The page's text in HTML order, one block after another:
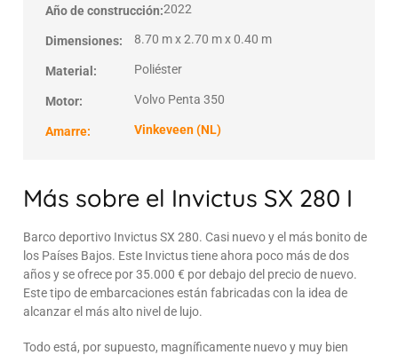
Año de construcción:2022
Dimensiones: 8.70 m x 2.70 m x 0.40 m
Material: Poliéster
Motor: Volvo Penta 350
Amarre: Vinkeveen (NL)
Más sobre el Invictus SX 280 I
Barco deportivo Invictus SX 280. Casi nuevo y el más bonito de
los Países Bajos. Este Invictus tiene ahora poco más de dos
años y se ofrece por 35.000 € por debajo del precio de nuevo.
Este tipo de embarcaciones están fabricadas con la idea de
alcanzar el más alto nivel de lujo.
Todo está, por supuesto, magníficamente nuevo y muy bien